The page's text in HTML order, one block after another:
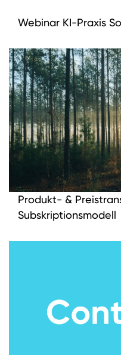
M&A Berater
Wer wir sind
Portfolio
Karriere
Webinar KI-Praxis
Produkt- &
Subskriptionsmodell